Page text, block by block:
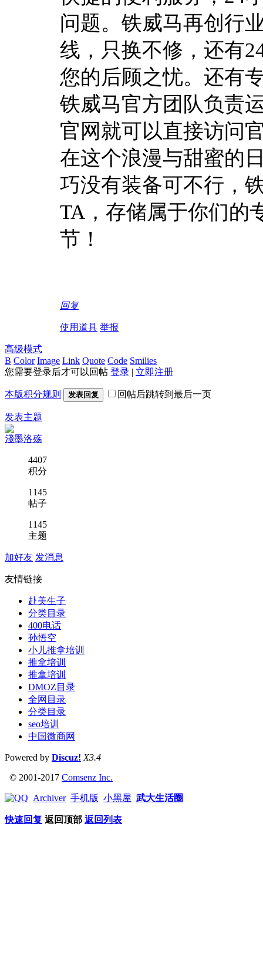
问题。铁威马再创行
线，只换不修，还有
您的后顾之忧。还有
铁威马官方团队负责
官网就可以直接访问
在这个浪漫与甜蜜的
巧没有装备可不行，
TA，存储属于你们的
节！
回复
使用道具 举报
高级模式
B Color Image Link Quote Code Smilies
您需要登录后才可以回帖 登录 | 立即注册
本版积分规则 发表回复 回帖后跳转到最后一页
发表主题
淺墨洛殇
4407
积分
1145
帖子
1145
主题
加好友 发消息
友情链接
赴美生子
分类目录
400电话
孙悟空
小儿推拿培训
推拿培训
推拿培训
DMOZ目录
全网目录
分类目录
seo培训
中国微商网
Powered by Discuz! X3.4
© 2001-2017 Comsenz Inc.
Archiver 手机版 小黑屋 武大生活圈
快速回复 返回顶部 返回列表